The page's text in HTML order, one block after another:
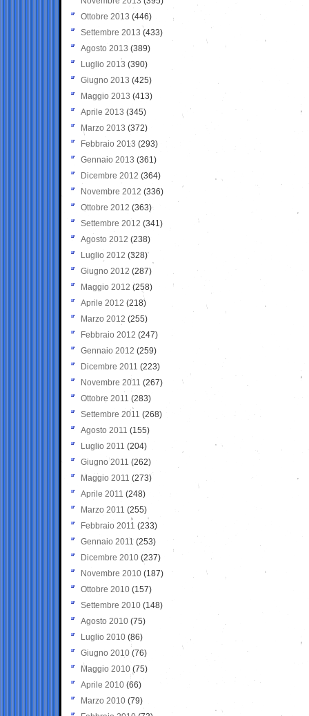
Ottobre 2013 (446)
Settembre 2013 (433)
Agosto 2013 (389)
Luglio 2013 (390)
Giugno 2013 (425)
Maggio 2013 (413)
Aprile 2013 (345)
Marzo 2013 (372)
Febbraio 2013 (293)
Gennaio 2013 (361)
Dicembre 2012 (364)
Novembre 2012 (336)
Ottobre 2012 (363)
Settembre 2012 (341)
Agosto 2012 (238)
Luglio 2012 (328)
Giugno 2012 (287)
Maggio 2012 (258)
Aprile 2012 (218)
Marzo 2012 (255)
Febbraio 2012 (247)
Gennaio 2012 (259)
Dicembre 2011 (223)
Novembre 2011 (267)
Ottobre 2011 (283)
Settembre 2011 (268)
Agosto 2011 (155)
Luglio 2011 (204)
Giugno 2011 (262)
Maggio 2011 (273)
Aprile 2011 (248)
Marzo 2011 (255)
Febbraio 2011 (233)
Gennaio 2011 (253)
Dicembre 2010 (237)
Novembre 2010 (187)
Ottobre 2010 (157)
Settembre 2010 (148)
Agosto 2010 (75)
Luglio 2010 (86)
Giugno 2010 (76)
Maggio 2010 (75)
Aprile 2010 (66)
Marzo 2010 (79)